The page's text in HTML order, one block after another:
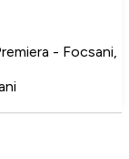
- Focsani,